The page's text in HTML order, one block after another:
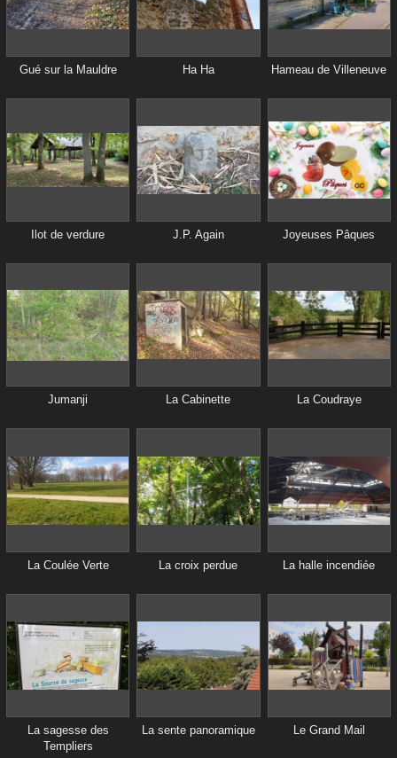
Gué sur la Mauldre Ha Ha Hameau de Villeneuve
Ilot de verdure J.P. Again Joyeuses Pâques
Jumanji La Cabinette La Coudraye
La Coulée Verte La croix perdue La halle incendiée
La sagesse des
Templiers
La sente panoramique Le Grand Mail